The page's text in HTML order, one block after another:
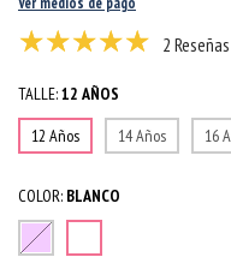
2 Reseñas
TALLE:12 AÑOS
12 Años
14 Años 16
COLOR: BLANCO